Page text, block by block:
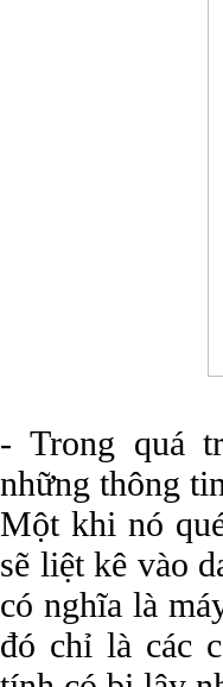
- Trong quá
những thông
Một khi nó
sẽ liệt kê vào
có nghĩa là
đó chỉ là các